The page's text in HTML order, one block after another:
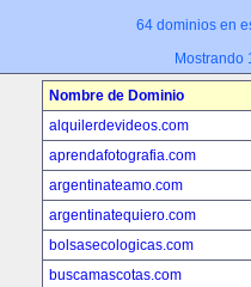
64 dominios en
Mostrando
Nombre de Dominio
alquilerdevideos.com
aprendafotografia.com
argentinateamo.com
argentinatequiero.com
bolsasecologicas.com
buscamascotas.com